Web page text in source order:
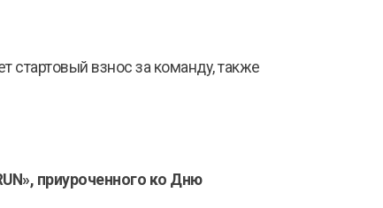
стартовый взнос за команду, также
», приуроченного ко Дню